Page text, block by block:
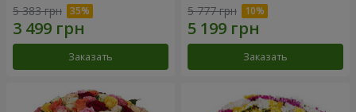
5 383 грн
Заказать
5 777 грн
Заказать